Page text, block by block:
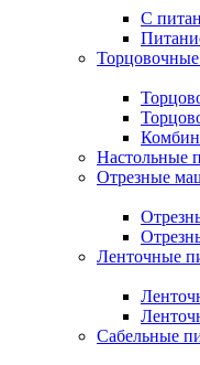
С
Настольные
Отрезные
Ленточные
Сабельные